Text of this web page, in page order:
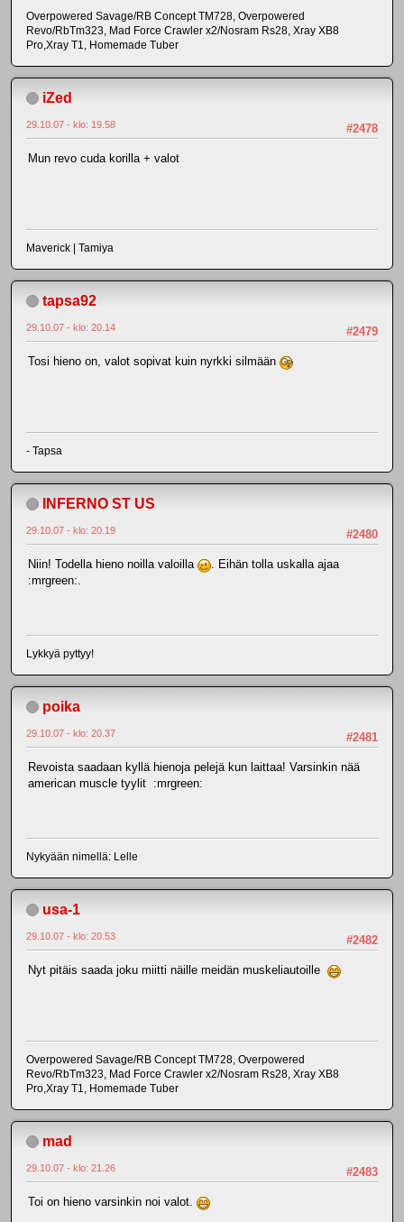
Overpowered Savage/RB Concept TM728, Overpowered
Revo/RbTm323, Mad Force Crawler x2/Nosram Rs28, Xray XB8
Pro,Xray T1, Homemade Tuber
iZed
#2478
29.10.07 - klo: 19.58
Mun revo cuda korilla + valot
Maverick | Tamiya
tapsa92
#2479
29.10.07 - klo: 20.14
Tosi hieno on, valot sopivat kuin nyrkki silmään
- Tapsa
INFERNO ST US
#2480
29.10.07 - klo: 20.19
Niin! Todella hieno noilla valoilla
. Eihän tolla uskalla ajaa
:mrgreen:.
Lykkyä pyttyy!
poika
#2481
29.10.07 - klo: 20.37
Revoista saadaan kyllä hienoja pelejä kun laittaa! Varsinkin nää
american muscle tyylit :mrgreen:
Nykyään nimellä: Lelle
usa-1
#2482
29.10.07 - klo: 20.53
Nyt pitäis saada joku miitti näille meidän muskeliautoille
Overpowered Savage/RB Concept TM728, Overpowered
Revo/RbTm323, Mad Force Crawler x2/Nosram Rs28, Xray XB8
Pro,Xray T1, Homemade Tuber
mad
#2483
29.10.07 - klo: 21.26
Toi on hieno varsinkin noi valot.